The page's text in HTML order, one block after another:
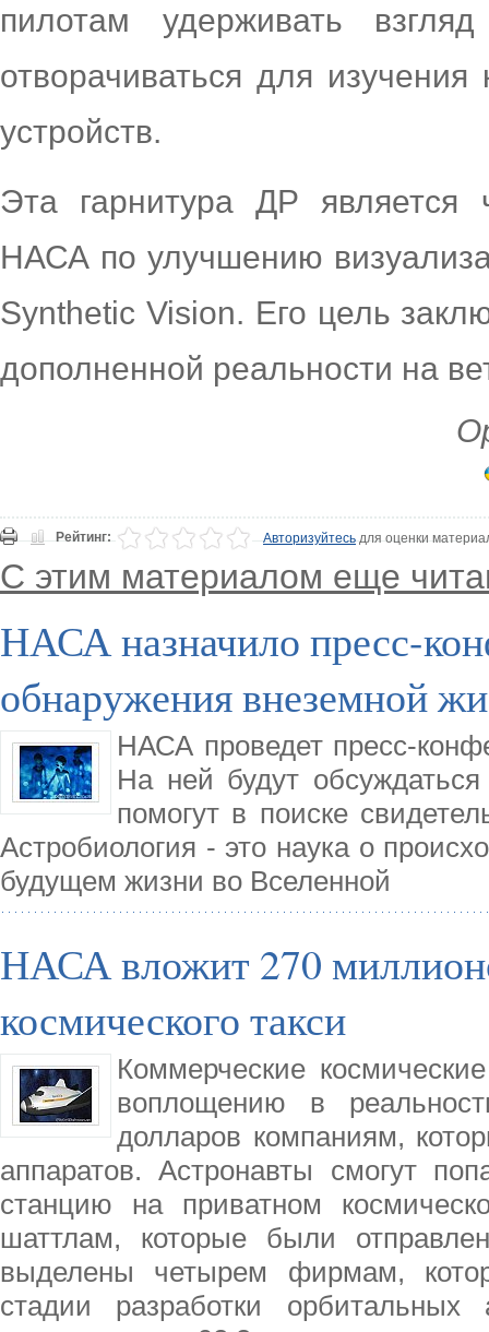
пилотам удерживать
отворачиваться для
устройств.
Эта гарнитура ДР является
НАСА по улучшению
Synthetic Vision. Его цель
дополненной реальности на
Рейтинг: Авторизуйтесьдля оценки
С этим материалом еще
НАСА назначило пресс-
обнаружения внеземной
НАСА проведет пресс-
На ней будут обсуждаться
помогут в поиске
Астробиология - это наука о
будущем жизни во Вселенной
НАСА вложит 270
космического такси
Коммерческие
воплощению в
долларов компаниям,
аппаратов. Астронавты смогут
станцию на приватном
шаттлам, которые были
выделены четырем фирмам,
стадии разработки